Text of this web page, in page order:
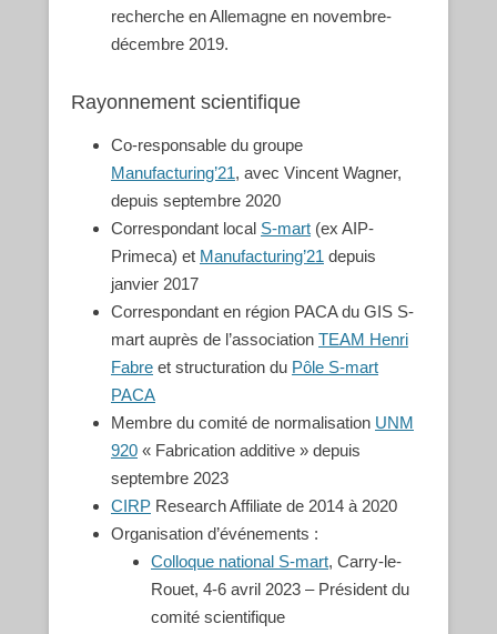
recherche en Allemagne en novembre-
décembre 2019.
Rayonnement scientifique
Co-responsable du groupe
Manufacturing’21, avec Vincent Wagner,
depuis septembre 2020
Correspondant local S-mart (ex AIP-
Primeca) et Manufacturing’21 depuis
janvier 2017
Correspondant en région PACA du GIS S-
mart auprès de l’association TEAM Henri
Fabre et structuration du Pôle S-mart
PACA
Membre du comité de normalisation UNM
920 « Fabrication additive » depuis
septembre 2023
CIRP Research Affiliate de 2014 à 2020
Organisation d’événements :
Colloque national S-mart, Carry-le-
Rouet, 4-6 avril 2023 – Président du
comité scientifique